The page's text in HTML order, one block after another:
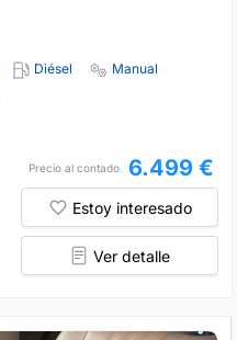
Diésel
Manual
Precio al contado 6.499 €
Estoy interesado
Ver detalle